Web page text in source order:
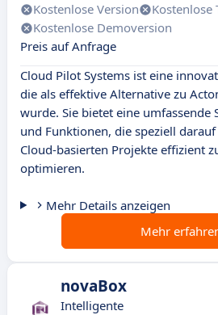
Kostenlose Version
Kostenlose
Kostenlose Demoversion
Preis auf Anfrage
Cloud Pilot Systems ist eine
die als effektive Alternative zu
wurde. Sie bietet eine umfassende
und Funktionen, die speziell
Cloud-basierten Projekte effizient
optimieren.
Mehr Details anzeigen
Mehr
novaBox
Intelligente